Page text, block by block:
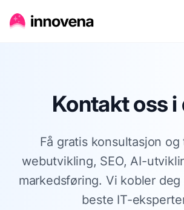
Kontakt oss i
Få gratis konsultasjon og
webutvikling, SEO, AI-
markedsføring. Vi kobler
beste IT-